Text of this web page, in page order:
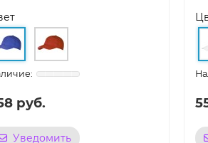
руб.
Уведомить